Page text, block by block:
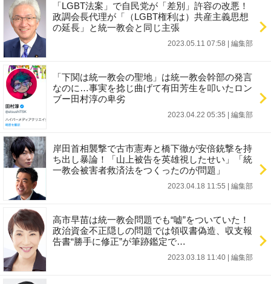
「LGBT法案」で自民党が「差別」許容の改悪！
政調会長代理が「（LGBT権利は）共産主義思想
の延長」と統一教会と同じ主張
2023.05.11 07:58 編集部
「下関は統一教会の聖地」は統一教会幹部の発言
なのに…事実を捻じ曲げて有田芳生を叩いたロン
ブー田村淳の卑劣
2023.04.22 05:35 編集部
岸田首相襲撃で古市憲寿と橋下徹が安倍銃撃を持
ち出し暴論！「山上被告を英雄視したせい」「統
一教会被害者救済法をつくったのが問題」
2023.04.18 11:55 編集部
高市早苗は統一教会問題でも“嘘”をついていた！
政治資金不正隠しの問題では領収書偽造、収支報
告書“勝手に修正”が筆跡鑑定で…
2023.03.18 11:40 編集部